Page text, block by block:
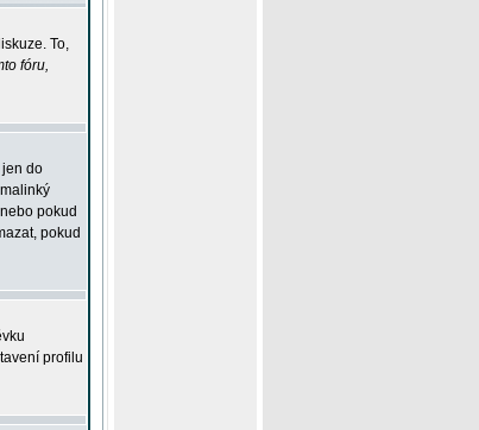
To,
fóru,
jen do
pokud
pokud
profilu